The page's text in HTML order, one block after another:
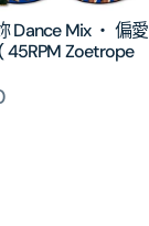
Dance Mix ‧ 偏愛
45RPM Zoetrope